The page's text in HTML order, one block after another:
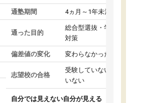
通塾期間 4ヵ月～1年未満
通った目的
総合型選抜・学校推薦型選抜
対策
偏差値の変化 変わらなかった
志望校の合格
受験していない/結果が出て
いない
自分では見えない自分が見える